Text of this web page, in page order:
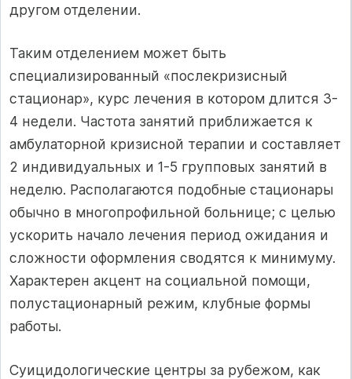
другом отделении.
Таким отделением может быть
специализированный «послекризисный
стационар», курс лечения в котором длится 3-
4 недели. Частота занятий приближается к
амбулаторной кризисной терапии и составляет
2 индивидуальных и 1-5 групповых занятий в
неделю. Располагаются подобные стационары
обычно в многопрофильной больнице; с целью
ускорить начало лечения период ожидания и
сложности оформления сводятся к минимуму.
Характерен акцент на социальной помощи,
полустационарный режим, клубные формы
работы.
Суицидологические центры за рубежом, как